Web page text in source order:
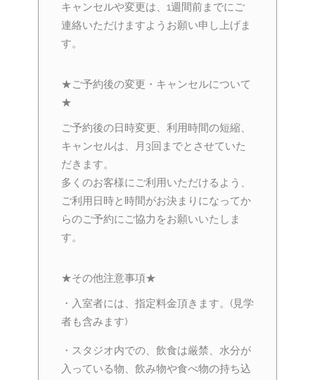
キャンセルや変更は、1週間前までにご
連絡いただけますようお願い申し上げま
す。
★ご予約後の変更・キャンセルについて
★
ご予約後の日時変更、利用時間の短縮、
キャンセルは、月3回までとさせていた
だきます。
多くのお客様にご利用いただけるよう、
ご利用日時と時間がお決まりになってか
らのご予約にご協力をお願いいたしま
す。
★その他注意事項★
・入室者には、指定料金頂きます。(見学
者も含みます)
・スタジオ内での、飲食は厳禁、水分が
入っている物、飲み物や食べ物の持ち込